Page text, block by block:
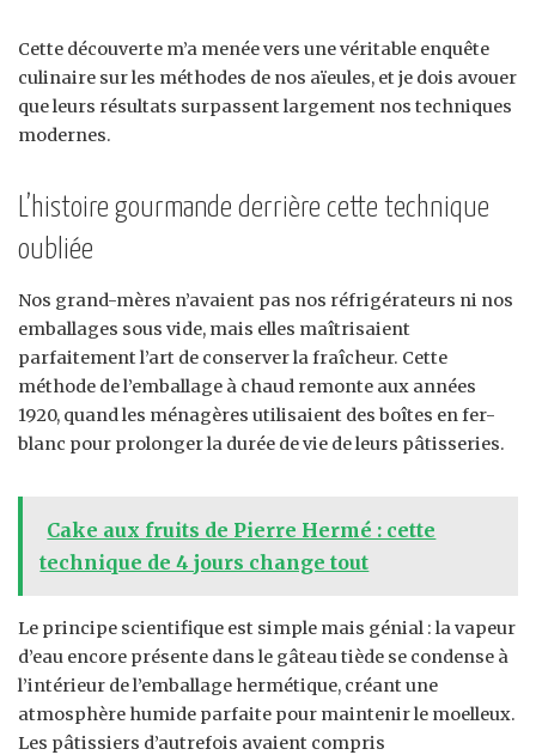
Cette découverte m’a menée vers une véritable enquête
culinaire sur les méthodes de nos aïeules, et je dois avouer
que leurs résultats surpassent largement nos techniques
modernes.
L’histoire gourmande derrière cette technique
oubliée
Nos grand-mères n’avaient pas nos réfrigérateurs ni nos
emballages sous vide, mais elles maîtrisaient
parfaitement l’art de conserver la fraîcheur. Cette
méthode de l’emballage à chaud remonte aux années
1920, quand les ménagères utilisaient des boîtes en fer-
blanc pour prolonger la durée de vie de leurs pâtisseries.
Cake aux fruits de Pierre Hermé : cette
technique de 4 jours change tout
Le principe scientifique est simple mais génial : la vapeur
d’eau encore présente dans le gâteau tiède se condense à
l’intérieur de l’emballage hermétique, créant une
atmosphère humide parfaite pour maintenir le moelleux.
Les pâtissiers d’autrefois avaient compris